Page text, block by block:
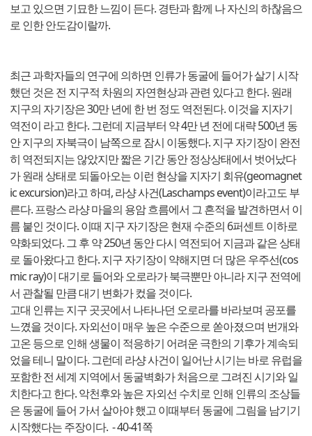
보고 있으면 기묘한 느낌이 든다. 경탄과 함께 나 자신의 하찮음으
로 인한 안도감이랄까.
최근 과학자들의 연구에 의하면 인류가 동굴에 들어가 살기 시작
했던 것은 전 지구적 차원의 자연현상과 관련 있다고 한다. 원래
지구의 자기장은 30만 년에 한 번 정도 역전된다. 이것을 지자기
역전이 라고 한다. 그런데 지금부터 약 4만 년 전에 대략 500년 동
안 지구의 자북극이 남쪽으로 잠시 이동했다. 지구 자기장이 완전
히 역전되지는 않았지만 짧은 기간 동안 정상상태에서 벗어났다
가 원래 상태로 되돌아오는 이런 현상을 지자기 회유(geomagnet
ic excursion)라고 하며, 라샹 사건(Laschamps event)이라고도 부
른다. 프랑스 라샹 마을의 용암 흐름에서 그 흔적을 발견하면서 이
름 붙인 것이다. 이때 지구 자기장은 현재 수준의 6퍼센트 이하로
약화되었다. 그 후 약 250년 동안 다시 역전되어 지금과 같은 상태
로 돌아왔다고 한다. 지구 자기장이 약해지면 더 많은 우주선(cos
mic ray)이 대기로 들어와 오로라가 북극뿐만 아니라 지구 전역에
서 관찰될 만큼 대기 변화가 컸을 것이다.
고대 인류는 지구 곳곳에서 나타나던 오로라를 바라보며 공포를
느꼈을 것이다. 자외선이 매우 높은 수준으로 쏟아졌으며 번개와
고온 등으로 인해 생물이 적응하기 어려운 극한의 기후가 계속되
었을 테니 말이다. 그런데 라샹 사건이 일어난 시기는 바로 유럽을
포함한 전 세계 지역에서 동굴벽화가 처음으로 그려진 시기와 일
치한다고 한다. 악천후와 높은 자외선 수치로 인해 인류의 조상들
은 동굴에 들어 가서 살아야 했고 이때부터 동굴에 그림을 남기기
시작했다는 주장이다. - 40-41쪽